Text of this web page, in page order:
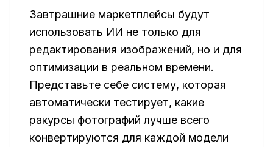
Завтрашние маркетплейсы будут
использовать ИИ не только для
редактирования изображений, но и для
оптимизации в реальном времени.
Представьте себе систему, которая
автоматически тестирует, какие
ракурсы фотографий лучше всего
конвертируются для каждой модели